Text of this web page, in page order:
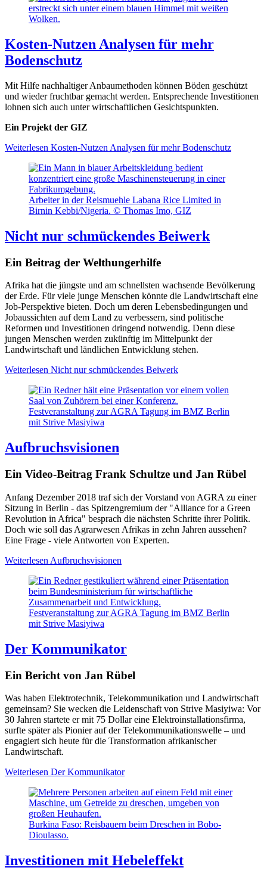
Kosten-Nutzen Analysen für mehr
Bodenschutz
Mit Hilfe nachhaltiger Anbaumethoden können Böden geschützt
und wieder fruchtbar gemacht werden. Entsprechende Investitionen
lohnen sich auch unter wirtschaftlichen Gesichtspunkten.
Ein Projekt der GIZ
Weiterlesen Kosten-Nutzen Analysen für mehr Bodenschutz
Arbeiter in der Reismuehle Labana Rice Limited in
Birnin Kebbi/Nigeria. © Thomas Imo, GIZ
Nicht nur schmückendes Beiwerk
Ein Beitrag der Welthungerhilfe
Afrika hat die jüngste und am schnellsten wachsende Bevölkerung
der Erde. Für viele junge Menschen könnte die Landwirtschaft eine
Job-Perspektive bieten. Doch um deren Lebensbedingungen und
Jobaussichten auf dem Land zu verbessern, sind politische
Reformen und Investitionen dringend notwendig. Denn diese
jungen Menschen werden zukünftig im Mittelpunkt der
Landwirtschaft und ländlichen Entwicklung stehen.
Weiterlesen Nicht nur schmückendes Beiwerk
Festveranstaltung zur AGRA Tagung im BMZ Berlin
mit Strive Masiyiwa
Aufbruchsvisionen
Ein Video-Beitrag Frank Schultze und Jan Rübel
Anfang Dezember 2018 traf sich der Vorstand von AGRA zu einer
Sitzung in Berlin - das Spitzengremium der "Alliance for a Green
Revolution in Africa" besprach die nächsten Schritte ihrer Politik.
Doch wie soll das Agrarwesen Afrikas in zehn Jahren aussehen?
Eine Frage - viele Antworten von Experten.
Weiterlesen Aufbruchsvisionen
Festveranstaltung zur AGRA Tagung im BMZ Berlin
mit Strive Masiyiwa
Der Kommunikator
Ein Bericht von Jan Rübel
Was haben Elektrotechnik, Telekommunikation und Landwirtschaft
gemeinsam? Sie wecken die Leidenschaft von Strive Masiyiwa: Vor
30 Jahren startete er mit 75 Dollar eine Elektroinstallationsfirma,
surfte später als Pionier auf der Telekommunikationswelle – und
engagiert sich heute für die Transformation afrikanischer
Landwirtschaft.
Weiterlesen Der Kommunikator
Burkina Faso: Reisbauern beim Dreschen in Bobo-
Dioulasso.
Investitionen mit Hebeleffekt